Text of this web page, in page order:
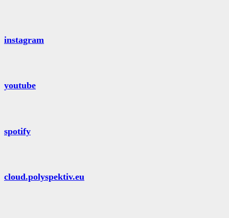
instagram
youtube
spotify
cloud.polyspektiv.eu